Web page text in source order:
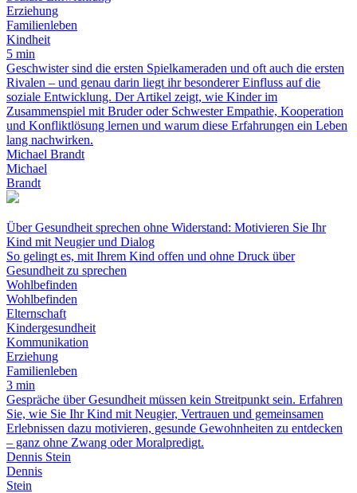
Erziehung
Familienleben
Kindheit
5 min
Geschwister sind die ersten Spielkameraden und oft auch die ersten
Rivalen – und genau darin liegt ihr besonderer Einfluss auf die
soziale Entwicklung. Der Artikel zeigt, wie Kinder im
Zusammenspiel mit Bruder oder Schwester Empathie, Kooperation
und Konfliktlösung lernen und warum diese Erfahrungen ein Leben
lang nachwirken.
Michael Brandt
Michael
Brandt
Über Gesundheit sprechen ohne Widerstand: Motivieren Sie Ihr
Kind mit Neugier und Dialog
So gelingt es, mit Ihrem Kind offen und ohne Druck über
Gesundheit zu sprechen
Wohlbefinden
Wohlbefinden
Elternschaft
Kindergesundheit
Kommunikation
Erziehung
Familienleben
3 min
Gespräche über Gesundheit müssen kein Streitpunkt sein. Erfahren
Sie, wie Sie Ihr Kind mit Neugier, Vertrauen und gemeinsamen
Erlebnissen dazu motivieren, gesunde Gewohnheiten zu entdecken
– ganz ohne Zwang oder Moralpredigt.
Dennis Stein
Dennis
Stein